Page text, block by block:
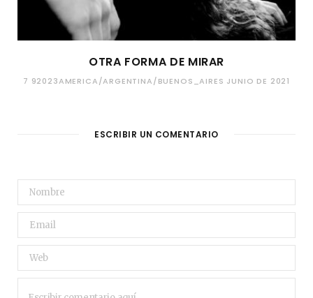
OTRA FORMA DE MIRAR
7 92023AMERICA/ARGENTINA/BUENOS_AIRES JUNIO DE 2021
ESCRIBIR UN COMENTARIO